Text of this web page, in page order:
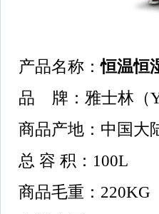
产品名称：恒温恒
品 牌：雅士林（
商品产地：中国大
总 容 积：100L
商品毛重：220KG